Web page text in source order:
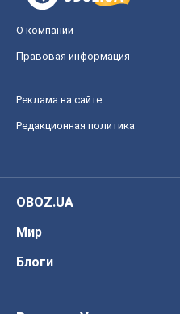
О компании
Правовая информация
Реклама на сайте
Редакционная политика
OBOZ.UA
Мир
Блоги